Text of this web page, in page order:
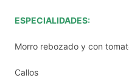
ESPECIALIDADES:
Morro rebozado y con
Callos